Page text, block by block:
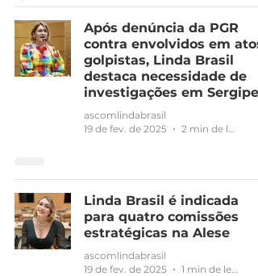
Após denúncia da PGR
contra envolvidos em atos
golpistas, Linda Brasil
destaca necessidade de
investigações em Sergipe
ascomlindabrasil
19 de fev. de 2025
2 min de leitura
Linda Brasil é indicada
para quatro comissões
estratégicas na Alese
ascomlindabrasil
19 de fev. de 2025
1 min de leitura